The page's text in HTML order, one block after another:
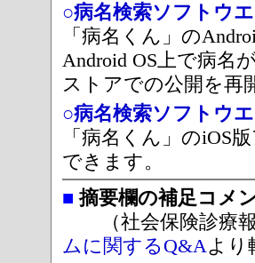
○病名検索ソフトウ
「病名くん」の
Android OS上で病名
ストアでの公開を再
○病名検索ソフトウ
「病名くん」のiOS
できます。
■ 摘要欄の補足コメ
（社会保険診療報
ムに関するQ&Aより